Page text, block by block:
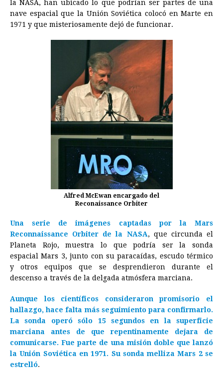
e
b
s
e
n
t
s
A
p
e
a
d
s
t
e
r
e
s
k
e
d
n
i
l
n
y
la NASA, han ubicado lo que podrían ser partes de una
nave espacial que la Unión Soviética colocó en Marte en
1971 y que misteriosamente dejó de funcionar.
Alfred McEwan encargado del
Reconaissance Orbiter
Una serie de imágenes captadas por la Mars
Reconnaissance Orbiter de la NASA, que circunda el
Planeta Rojo, muestra lo que podría ser la sonda
espacial Mars 3, junto con su paracaídas, escudo térmico
y otros equipos que se desprendieron durante el
descenso a través de la delgada atmósfera marciana.
Aunque los científicos consideraron promisorio el
hallazgo, hace falta más seguimiento para confirmarlo.
La sonda operó sólo 15
segundos en la superficie
marciana antes de que repentinamente dejara de
comunicarse. Fue parte de una misión doble que lanzó
la Unión Soviética en 1971. Su sonda melliza Mars 2 se
estrelló.